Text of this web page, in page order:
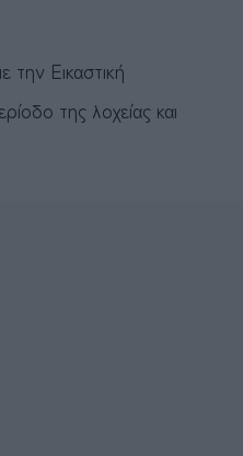
Εικαστική
της λοχείας και